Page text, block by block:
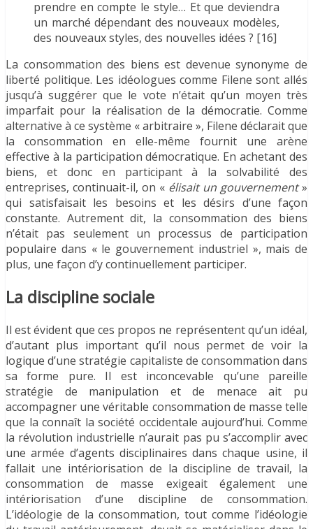
prendre en compte le style… Et que deviendra
un marché dépendant des nouveaux modèles,
des nouveaux styles, des nouvelles idées ? [16]
La consommation des biens est devenue synonyme de
liberté politique. Les idéologues comme Filene sont allés
jusqu’à suggérer que le vote n’était qu’un moyen très
imparfait pour la réalisation de la démocratie. Comme
alternative à ce système « arbitraire », Filene déclarait que
la consommation en elle-même fournit une arène
effective à la participation démocratique. En achetant des
biens, et donc en participant à la solvabilité des
entreprises, continuait-il, on « élisait un gouvernement»
qui satisfaisait les besoins et les désirs d’une façon
constante. Autrement dit, la consommation des biens
n’était pas seulement un processus de participation
populaire dans « le gouvernement industriel », mais de
plus, une façon d’y continuellement participer.
La discipline sociale
Il est évident que ces propos ne représentent qu’un idéal,
d’autant plus important qu’il nous permet de voir la
logique d’une stratégie capitaliste de consommation dans
sa forme pure. Il est inconcevable qu’une pareille
stratégie de manipulation et de menace ait pu
accompagner une véritable consommation de masse telle
que la connaît la société occidentale aujourd’hui. Comme
la révolution industrielle n’aurait pas pu s’accomplir avec
une armée d’agents disciplinaires dans chaque usine, il
fallait une intériorisation de la discipline de travail, la
consommation de masse exigeait également une
intériorisation d’une discipline de consommation.
L’idéologie de la consommation, tout comme l’idéologie